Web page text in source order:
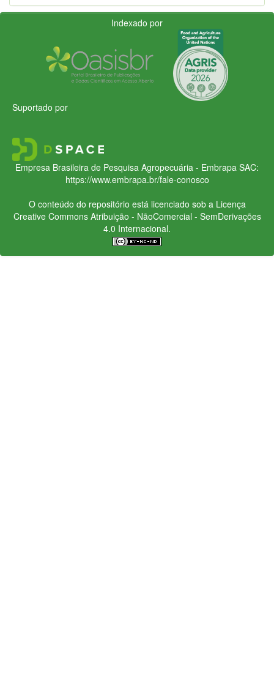
Indexado por
Suportado por
Empresa Brasileira de Pesquisa Agropecuária - Embrapa SAC:
https://www.embrapa.br/fale-conosco
O conteúdo do repositório está licenciado sob a Licença
Creative CommonsAtribuição - NãoComercial - SemDerivações
4.0 Internacional.